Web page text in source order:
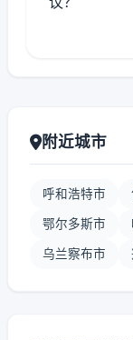
附近城市
呼和浩特市
鄂尔多斯市
乌兰察布市